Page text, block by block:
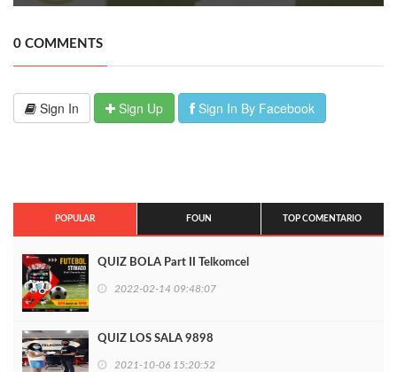
0 COMMENTS
Sign In Sign Up Sign In By Facebook
POPULAR FOUN TOP COMENTARIO
QUIZ BOLA Part II Telkomcel
2022-02-14 09:48:07
QUIZ LOS SALA 9898
2021-10-06 15:20:52